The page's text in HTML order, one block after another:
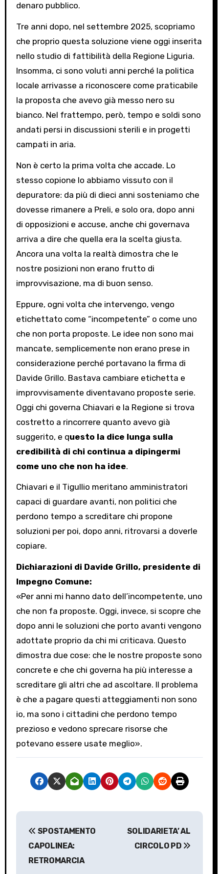
denaro pubblico.
Tre anni dopo, nel settembre 2025, scopriamo
che proprio questa soluzione viene oggi inserita
nello studio di fattibilità della Regione Liguria.
Insomma, ci sono voluti anni perché la politica
locale arrivasse a riconoscere come praticabile
la proposta che avevo già messo nero su
bianco. Nel frattempo, però, tempo e soldi sono
andati persi in discussioni sterili e in progetti
campati in aria.
Non è certo la prima volta che accade. Lo
stesso copione lo abbiamo vissuto con il
depuratore: da più di dieci anni sosteniamo che
dovesse rimanere a Preli, e solo ora, dopo anni
di opposizioni e accuse, anche chi governava
arriva a dire che quella era la scelta giusta.
Ancora una volta la realtà dimostra che le
nostre posizioni non erano frutto di
improvvisazione, ma di buon senso.
Eppure, ogni volta che intervengo, vengo
etichettato come “incompetente” o come uno
che non porta proposte. Le idee non sono mai
mancate, semplicemente non erano prese in
considerazione perché portavano la firma di
Davide Grillo. Bastava cambiare etichetta e
improvvisamente diventavano proposte serie.
Oggi chi governa Chiavari e la Regione si trova
costretto a rincorrere quanto avevo già
suggerito, e questo la dice lunga sulla
credibilità di chi continua a dipingermi
come uno che non ha idee.
Chiavari e il Tigullio meritano amministratori
capaci di guardare avanti, non politici che
perdono tempo a screditare chi propone
soluzioni per poi, dopo anni, ritrovarsi a doverle
copiare.
Dichiarazioni di Davide Grillo, presidente di
Impegno Comune:
«Per anni mi hanno dato dell’incompetente, uno
che non fa proposte. Oggi, invece, si scopre che
dopo anni le soluzioni che porto avanti vengono
adottate proprio da chi mi criticava. Questo
dimostra due cose: che le nostre proposte sono
concrete e che chi governa ha più interesse a
screditare gli altri che ad ascoltare. Il problema
è che a pagare questi atteggiamenti non sono
io, ma sono i cittadini che perdono tempo
prezioso e vedono sprecare risorse che
potevano essere usate meglio».
N
SPOSTAMENTO
CAPOLINEA:
RETROMARCIA
SOLIDARIETA’ AL
CIRCOLO PD